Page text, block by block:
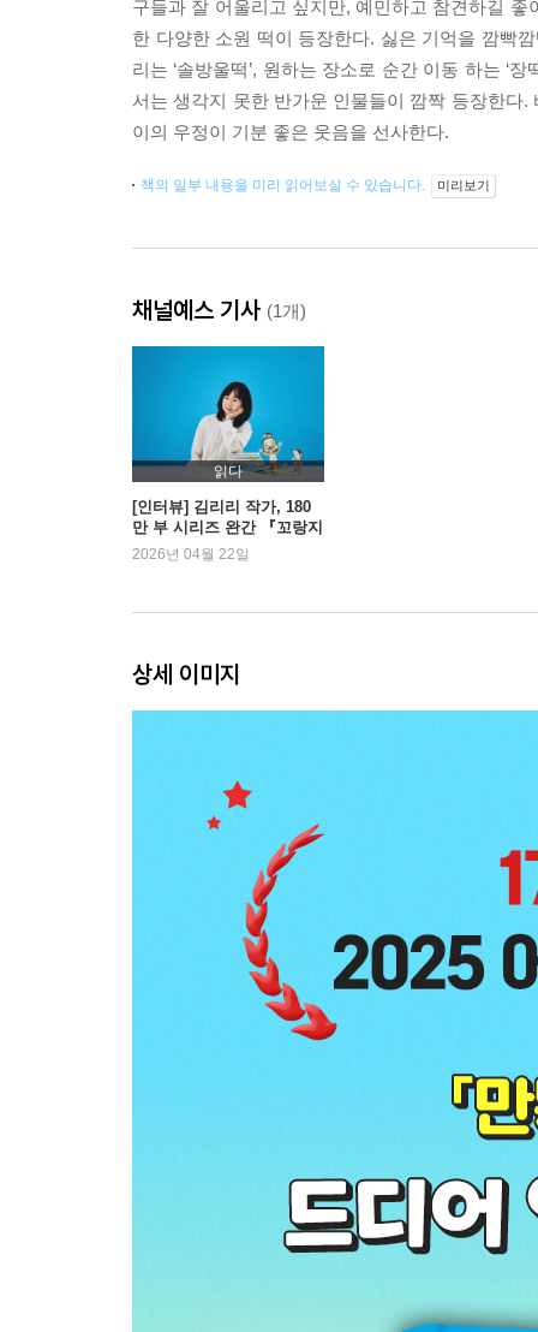
구들과 잘 어울리고 싶지만, 예민하고 참견하길
한 다양한 소원 떡이 등장한다. 싫은 기억을 깜빡
리는 ‘솔방울떡’, 원하는 장소로 순간 이동 하는 ‘
서는 생각지 못한 반가운 인물들이 깜짝 등장한다
이의 우정이 기분 좋은 웃음을 선사한다.
책의 일부 내용을 미리 읽어보실 수 있습니다. 미리보기
채널예스 기사 (1개)
읽다
[인터뷰] 김리리 작가, 180
만 부 시리즈 완간 『꼬랑지
네 떡집』 | 예스24
2026년 04월 22일
상세 이미지